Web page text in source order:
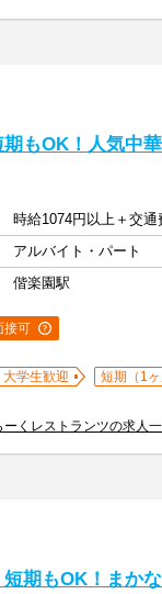
期もOK！人気中
時給1074円以上＋交通
アルバイト・パート
偕楽園駅
接可
大学生歓迎 短期（1ヶ
くレストランツの求人
短期もOK！まか